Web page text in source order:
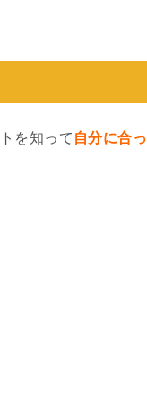
を知って 自分に合っ